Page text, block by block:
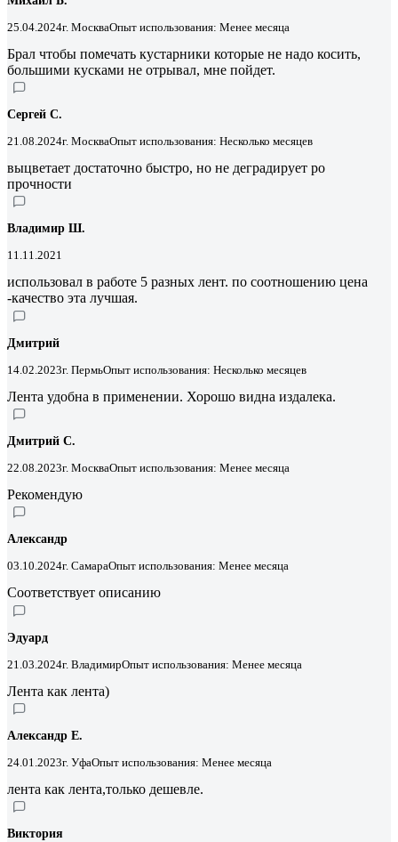
25.04.2024г. МоскваОпыт использования: Менее месяца
Брал чтобы помечать кустарники которые не надо косить,
большими кусками не отрывал, мне пойдет.
Сергей С.
21.08.2024г. МоскваОпыт использования: Несколько месяцев
выцветает достаточно быстро, но не деградирует ро
прочности
Владимир Ш.
11.11.2021
использовал в работе 5 разных лент. по соотношению цена
-качество эта лучшая.
Дмитрий
14.02.2023г. ПермьОпыт использования: Несколько месяцев
Лента удобна в применении. Хорошо видна издалека.
Дмитрий С.
22.08.2023г. МоскваОпыт использования: Менее месяца
Рекомендую
Александр
03.10.2024г. СамараОпыт использования: Менее месяца
Соответствует описанию
Эдуард
21.03.2024г. ВладимирОпыт использования: Менее месяца
Лента как лента)
Александр Е.
24.01.2023г. УфаОпыт использования: Менее месяца
лента как лента,только дешевле.
Виктория